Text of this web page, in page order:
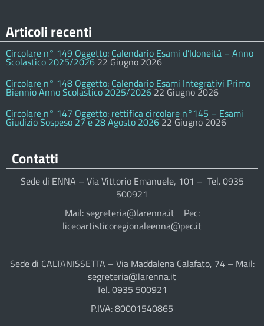
Articoli recenti
Circolare n° 149 Oggetto: Calendario Esami d’Idoneità – Anno
Scolastico 2025/2026 22 Giugno 2026
Circolare n° 148 Oggetto: Calendario Esami Integrativi Primo
Biennio Anno Scolastico 2025/2026 22 Giugno 2026
Circolare n° 147 Oggetto: rettifica circolare n°145 – Esami
Giudizio Sospeso 27 e 28 Agosto 2026 22 Giugno 2026
Contatti
Sede di ENNA – Via Vittorio Emanuele, 101 – Tel. 0935
500921
Mail: segreteria@larenna.it Pec:
liceoartisticoregionaleenna@pec.it
Sede di CALTANISSETTA – Via Maddalena Calafato, 74 – Mail:
segreteria@larenna.it
Tel. 0935 500921
P.IVA: 80001540865